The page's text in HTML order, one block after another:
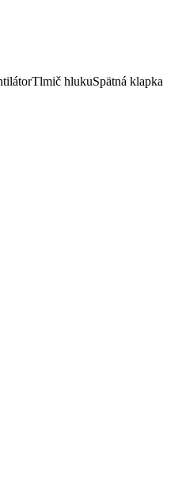
Tlmič hlukuSpätná klapka